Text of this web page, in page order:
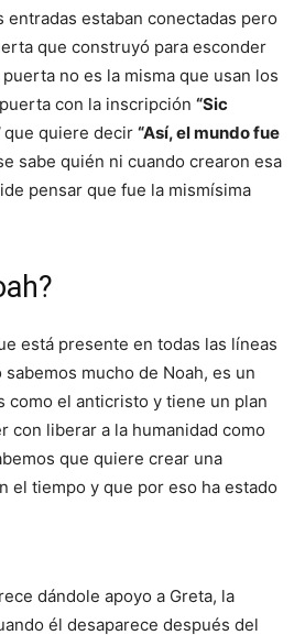
entradas estaban conectadas pero
que construyó para esconder
no es la misma que usan los
con la inscripción “Sic
que quiere decir “Así, el mundo fue
sabe quién ni cuando crearon esa
pensar que fue la mismísima
está presente en todas las líneas
mucho de Noah, es un
como el anticristo y tiene un plan
con liberar a la humanidad como
que quiere crear una
el tiempo y que por eso ha estado
dándole apoyo a Greta, la
él desaparece después del